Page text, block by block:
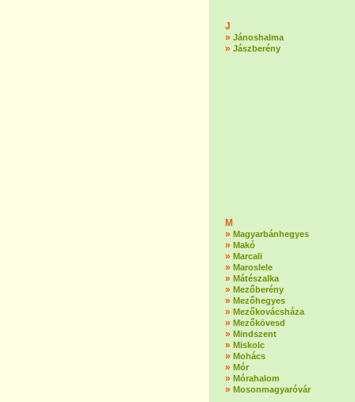
J
» Jánoshalma
» Jászberény
M
» Magyarbánhegyes
» Makó
» Marcali
» Maroslele
» Mátészalka
» Mezőberény
» Mezőhegyes
» Mezőkovácsháza
» Mezőkövesd
» Mindszent
» Miskolc
» Mohács
» Mór
» Mórahalom
» Mosonmagyaróvár